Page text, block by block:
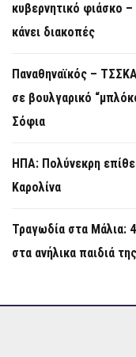
κυβερνητικό φιάσκο
κάνει διακοπές
Παναθηναϊκός –
σε βουλγαρικό
Σόφια
ΗΠΑ: Πολύνεκρη
Καρολίνα
Τραγωδία στα Μάλια:
στα ανήλικα παιδιά της